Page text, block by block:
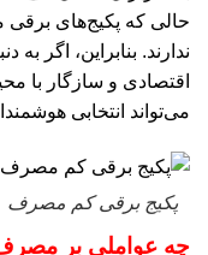
حالی که پکیج‌های برقی
ندارند. بنابراین، اگر
اقتصادی و سازگار با
می‌تواند انتخابی
پکیج برقی کم مصرف
چه عواملی بر